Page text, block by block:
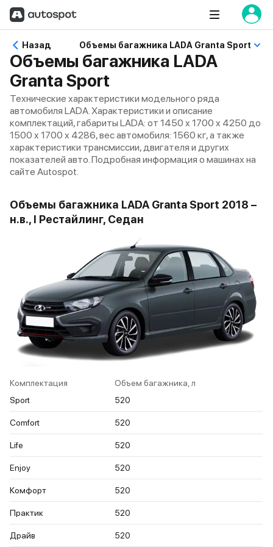
Назад Объемы багажника LADA Granta Sport
Объемы багажника LADA
Granta Sport
Технические характеристики модельного ряда
автомобиля LADA. Характеристики и описание
комплектаций, габариты LADA: от 1450 x 1700 x 4250 до
1500 x 1700 x 4286, вес автомобиля: 1560 кг, а также
характеристики трансмиссии, двигателя и других
показателей авто. Подробная информация о машинах на
сайте Autospot.
Объемы багажника LADA Granta Sport 2018 –
н.в., I Рестайлинг, Седан
Комплектация
Объем багажника, л
Sport
520
Comfort 520
Life 520
Enjoy 520
Комфорт 520
Практик 520
Драйв 520